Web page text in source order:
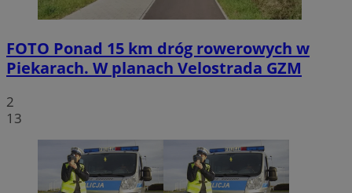
FOTO Ponad 15 km dróg rowerowych w
Piekarach. W planach Velostrada GZM
2
13